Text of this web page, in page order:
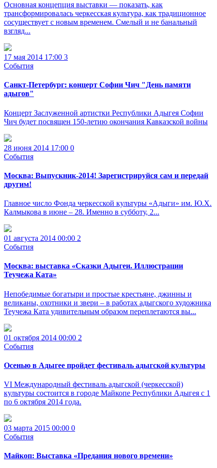
Основная концепция выставки — показать, как
трансформировалась черкесская культура, как традиционное
сосуществует с новым временем. Смелый и не банальный
взгляд...
17 мая 2014 17:00 3
События
Санкт-Петербург: концерт Софии Чич "День памяти
адыгов"
Концерт Заслуженной артистки Республики Адыгея Софии
Чич будет посвящен 150-летию окончания Кавказской войны
28 июня 2014 17:00 0
События
Москва: Выпускник-2014! Зарегистрируйся сам и передай
другим!
Главное число Фонда черкесской культуры «Адыги» им. Ю.Х.
Калмыкова в июне – 28. Именно в субботу, 2...
01 августа 2014 00:00 2
События
Москва: выставка «Сказки Адыгеи. Иллюстрации
Теучежа Ката»
Непобедимые богатыри и простые крестьяне, джинны и
великаны, охотники и звери – в работах адыгского художника
Теучежа Ката удивительным образом переплетаются вы...
01 октября 2014 00:00 2
События
Осенью в Адыгее пройдет фестиваль адыгской культуры
VI Международный фестиваль адыгской (черкесской)
культуры состоится в городе Майкопе Республики Адыгея с 1
по 6 октября 2014 года.
03 марта 2015 00:00 0
События
Майкоп: Выставка «Предания нового времени»